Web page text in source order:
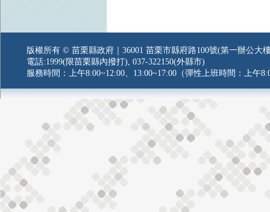
版權所有 © 苗栗縣政府｜36001 苗栗市縣府路100號(第一辦公大
電話:1999(限苗栗縣內撥打), 037-322150(外縣市)
服務時間：上午8:00~12:00、13:00~17:00（彈性上班時間：上午